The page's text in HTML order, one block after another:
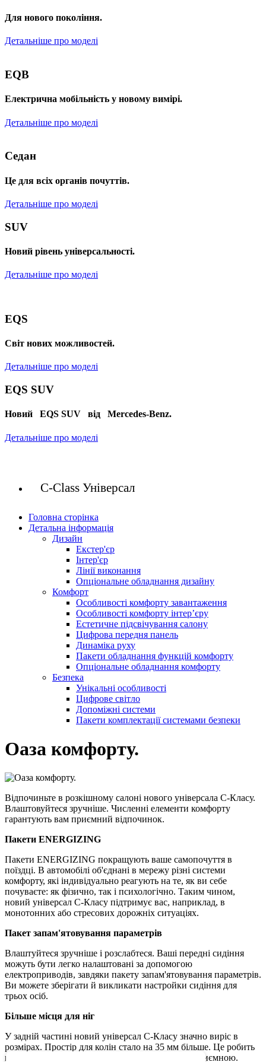
Для нового покоління.
Детальніше про моделі
EQB
Електрична мобільність у новому вимірі.
Детальніше про моделі
Седан
Це для всіх органів почуттів.
Детальніше про моделі
SUV
Новий рівень універсальності.
Детальніше про моделі
EQS
Cвіт нових можливостей.
Детальніше про моделі
EQS SUV
Новий EQS SUV від Mercedes-Benz.
Детальніше про моделі
C-Class Універсал
Головна сторінка
Детальна інформація
Дизайн
Екстер'єр
Інтер'єр
Лінії виконання
Опціональне обладнання дизайну
Комфорт
Особливості комфорту завантаження
Особливості комфорту інтер’єру
Естетичне підсвічування салону
Цифрова передня панель
Динаміка руху
Пакети обладнання функцій комфорту
Опціональне обладнання комфорту
Безпека
Унікальні особливості
Цифрове світло
Допоміжні системи
Пакети комплектації системами безпеки
Оаза комфорту.
Відпочиньте в розкішному салоні нового універсала C-Класу.
Влаштовуйтеся зручніше. Численні елементи комфорту
гарантують вам приємний відпочинок.
Пакети ENERGIZING
Пакети ENERGIZING покращують ваше самопочуття в
поїздці. В автомобілі об'єднані в мережу різні системи
комфорту, які індивідуально реагують на те, як ви себе
почуваєте: як фізично, так і психологічно. Таким чином,
новий універсал C-Класу підтримує вас, наприклад, в
монотонних або стресових дорожніх ситуаціях.
Пакет запам'ятовування параметрів
Влаштуйтеся зручніше і розслабтеся. Ваші передні сидіння
можуть бути легко налаштовані за допомогою
електроприводів, завдяки пакету запам'ятовування параметрів.
Ви можете зберігати й викликати настройки сидіння для
трьох осіб.
Більше місця для ніг
У задній частині новий універсал C-Класу значно виріс в
розмірах. Простір для колін стало на 35 мм більше. Це робить
кожну поїздку для ваших пасажирів ще більш приємною.